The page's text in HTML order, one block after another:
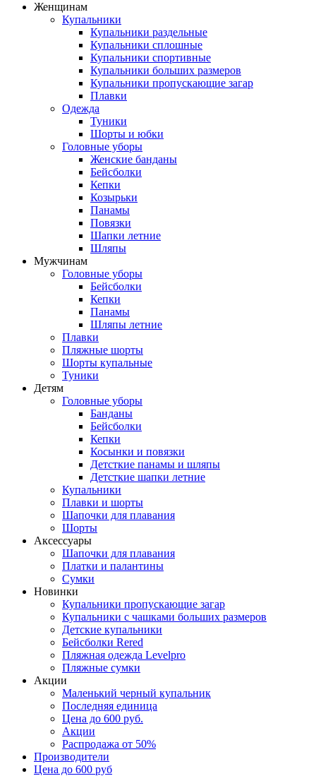
Женщинам
Купальники
Купальники раздельные
Купальники сплошные
Купальники спортивные
Купальники больших размеров
Купальники пропускающие загар
Плавки
Одежда
Туники
Шорты и юбки
Головные уборы
Женские банданы
Бейсболки
Кепки
Козырьки
Панамы
Повязки
Шапки летние
Шляпы
Мужчинам
Головные уборы
Бейсболки
Кепки
Панамы
Шляпы летние
Плавки
Пляжные шорты
Шорты купальные
Туники
Детям
Головные уборы
Банданы
Бейсболки
Кепки
Косынки и повязки
Детсткие панамы и шляпы
Детсткие шапки летние
Купальники
Плавки и шорты
Шапочки для плавания
Шорты
Аксессуары
Шапочки для плавания
Платки и палантины
Сумки
Новинки
Купальники пропускающие загар
Купальники с чашками больших размеров
Детские купальники
Бейсболки Rered
Пляжная одежда Levelpro
Пляжные сумки
Акции
Маленький черный купальник
Последняя единица
Цена до 600 руб.
Акции
Распродажа от 50%
Производители
Цена до 600 руб